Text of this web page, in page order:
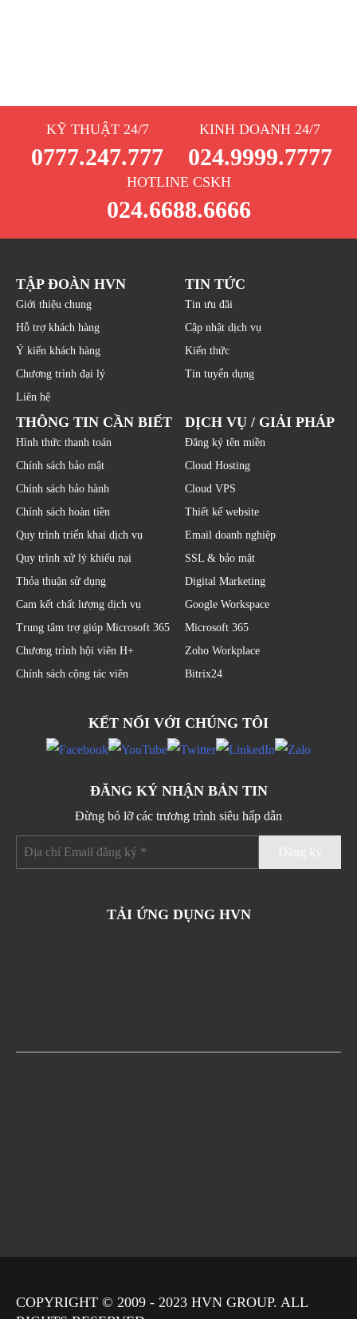
KỸ THUẬT 24/7
0777.247.777
KINH DOANH 24/7
024.9999.7777
HOTLINE CSKH
024.6688.6666
TẬP ĐOÀN HVN
Giới thiệu chung
Hỗ trợ khách hàng
Ý kiến khách hàng
Chương trình đại lý
Liên hệ
TIN TỨC
Tin ưu đãi
Cập nhật dịch vụ
Kiến thức
Tin tuyển dụng
THÔNG TIN CẦN BIẾT
Hình thức thanh toán
Chính sách bảo mật
Chính sách bảo hành
Chính sách hoàn tiền
Quy trình triển khai dịch vụ
Quy trình xử lý khiếu nại
Thỏa thuận sử dụng
Cam kết chất lượng dịch vụ
Trung tâm trợ giúp Microsoft 365
Chương trình hội viên H+
Chính sách cộng tác viên
DỊCH VỤ / GIẢI PHÁP
Đăng ký tên miền
Cloud Hosting
Cloud VPS
Thiết kế website
Email doanh nghiệp
SSL & bảo mật
Digital Marketing
Google Workspace
Microsoft 365
Zoho Workplace
Bitrix24
KẾT NỐI VỚI CHÚNG TÔI
ĐĂNG KÝ NHẬN BẢN TIN
Đừng bỏ lỡ các trương trình siêu hấp dẫn
TẢI ỨNG DỤNG HVN
COPYRIGHT © 2009 - 2023 HVN GROUP. ALL